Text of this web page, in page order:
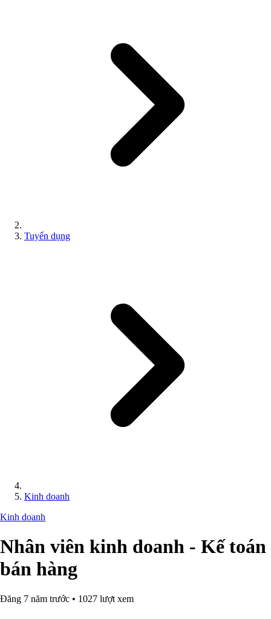
Tuyển dụng
Kinh doanh
Kinh doanh
Nhân viên kinh doanh - Kế toán
bán hàng
Đăng 7 năm trước • 1027 lượt xem